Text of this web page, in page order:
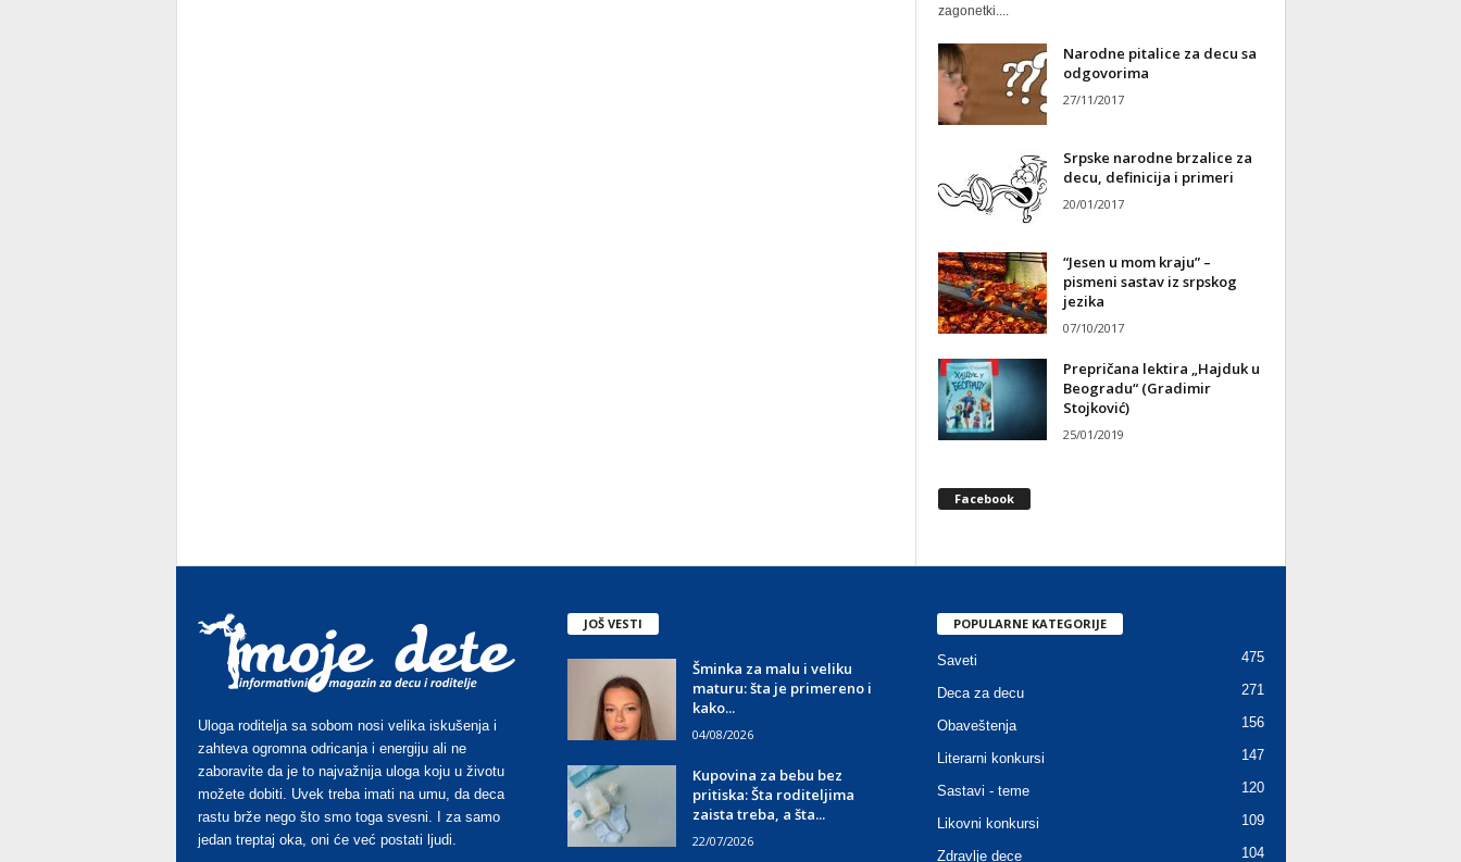
zagonetki....
Narodne pitalice za decu sa
odgovorima
27/11/2017
Srpske narodne brzalice za
decu, definicija i primeri
20/01/2017
“Jesen u mom kraju” –
pismeni sastav iz srpskog
jezika
07/10/2017
Prepričana lektira „Hajduk u
Beogradu“ (Gradimir
Stojković)
25/01/2019
Facebook
Uloga roditelja sa sobom nosi velika iskušenja i
zahteva ogromna odricanja i energiju ali ne
zaboravite da je to najvažnija uloga koju u životu
možete dobiti. Uvek treba imati na umu, da deca
rastu brže nego što smo toga svesni. I za samo
jedan treptaj oka, oni će već postati ljudi.
JOŠ VESTI
Šminka za malu i veliku
maturu: šta je primereno i
kako...
04/08/2026
Kupovina za bebu bez
pritiska: Šta roditeljima
zaista treba, a šta...
22/07/2026
POPULARNE KATEGORIJE
Saveti 475
Deca za decu 271
Obaveštenja 156
Literarni konkursi 147
Sastavi - teme 120
Likovni konkursi 109
Zdravlje dece 104